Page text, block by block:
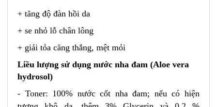
+ tăng độ đàn hồi da
+ se nhỏ lỗ chân lông
+ giải tỏa căng thắng, mệt mỏi
Liều lượng sử dụng nước nha đam (Aloe vera
hydrosol)
- Toner: 100% nước cốt nha đam; nếu có hiện